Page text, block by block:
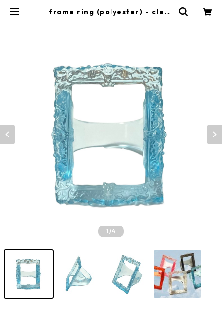
frame ring (polyester) - clear
1/4